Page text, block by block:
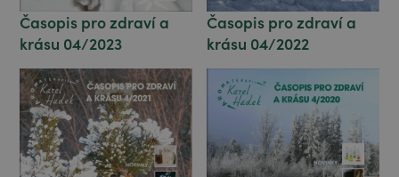
Časopis pro zdraví a
krásu 04/2023
Časopis pro zdraví a
krásu 04/2022